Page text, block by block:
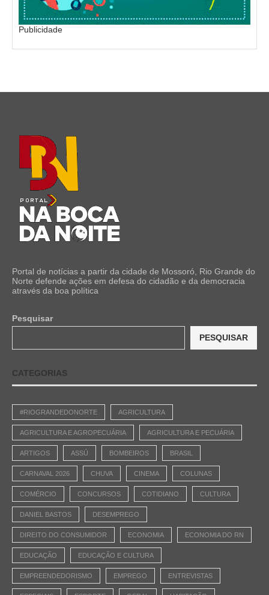
Publicidade
Portal de notícias a partir da cidade de Mossoró, Rio Grande do
Norte defende ações em defesa do cidadão e da democracia
através da boa política
Pesquisar
PESQUISAR
CATEGORIAS
#RIOGRANDEDONORTE AGRICULTURA
AGRICULTURA E AGROPECUÁRIA AGRICULTURA E PECUÁRIA
ARTIGOS ASSÚ BOMBEIROS BRASIL
CARNAVAL 2026 CHUVA CINEMA COLUNAS
COMÉRCIO CONCURSOS COTIDIANO CULTURA
DANIEL BASTOS DESEMPREGO
DIREITO DO CONSUMIDOR ECONOMIA ECONOMIA DO RN
EDUCAÇÃO EDUCAÇÃO E CULTURA
EMPREENDEDORISMO EMPREGO ENTREVISTAS